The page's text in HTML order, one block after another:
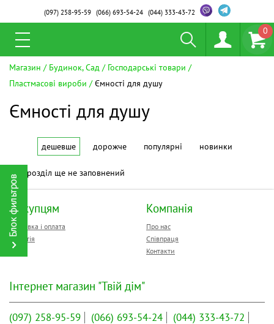
(097)258-95-59 (066)693-54-24 (044)333-43-72
0
Магазин Будинок, Сад
Господарські товари
Пластмасові вироби
Ємності для душу
Ємності для душу
дешевше дорожче популярні новинки
Цей розділ ще не заповнений
Покупцям
Доставка і оплата
Гарантія
Компанія
Про нас
Співпраця
Контакти
Інтернет магазин "Твій дім"
(097) 258-95-59 (066) 693-54-24 (044) 333-43-72